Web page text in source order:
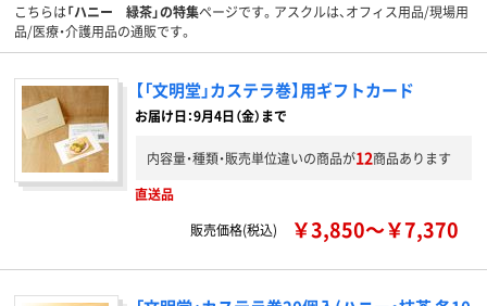
こちらは「ハニー 緑茶」の特集ページです。アスクルは、オフィス用品/現場用
品/医療・介護用品の通販です。
【「文明堂」カステラ巻】用ギフトカード
お届け日：9月4日（金）まで
内容量・種類・販売単位違いの商品が12商品あります
直送品
販売価格(税込)
￥3,850～￥7,370